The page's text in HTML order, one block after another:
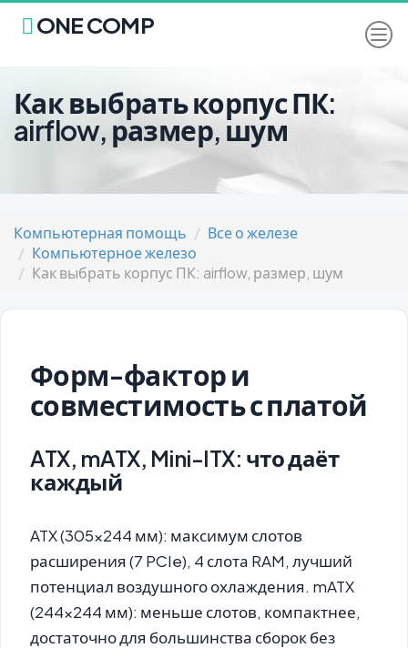
ONE COMP
Как выбрать корпус ПК:
airflow, размер, шум
Компьютерная помощь
Все о железе
Компьютерное железо
Как выбрать корпус ПК: airflow, размер, шум
Форм-фактор и
совместимость с платой
ATX, mATX, Mini-ITX: что даёт
каждый
ATX (305×244 мм): максимум слотов
расширения (7 PCIe), 4 слота RAM, лучший
потенциал воздушного охлаждения. mATX
(244×244 мм): меньше слотов, компактнее,
достаточно для большинства сборок без